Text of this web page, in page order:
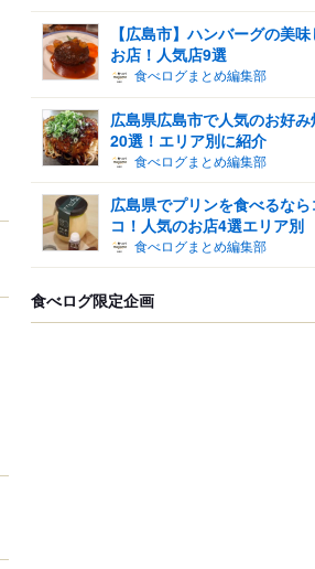
【広島市】ハンバーグの美
お店！人気店9選
食べログまとめ編集部
広島県広島市で人気のお好み
20選！エリア別に紹介
食べログまとめ編集部
広島県でプリンを食べるなら
コ！人気のお店4選エリア別
食べログまとめ編集部
食べログ限定企画